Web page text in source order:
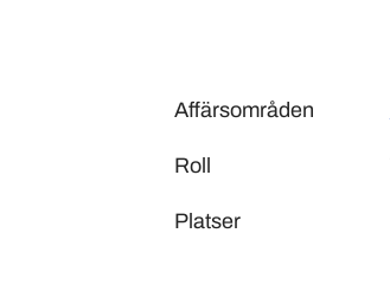
Affärsområden
Roll
Platser